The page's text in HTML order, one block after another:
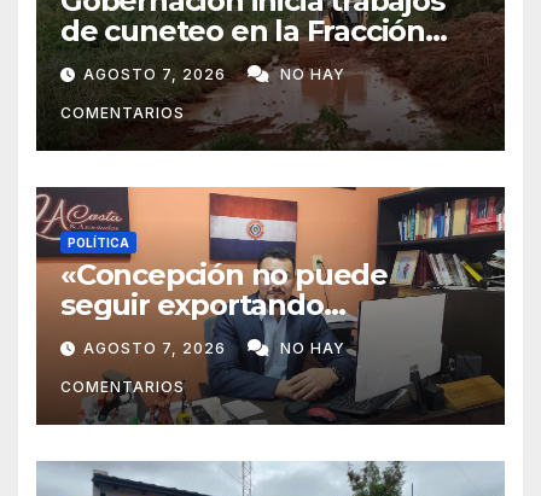
de cuneteo en la Fracción
José Félix
AGOSTO 7, 2026 NO HAY
COMENTARIOS
POLÍTICA
«Concepción no puede
seguir exportando
juventud»: Lelly Javier Acosta
Silva propone transformar la
ciudad en un polo de
atracción de inversiones
AGOSTO 7, 2026 NO HAY
COMENTARIOS